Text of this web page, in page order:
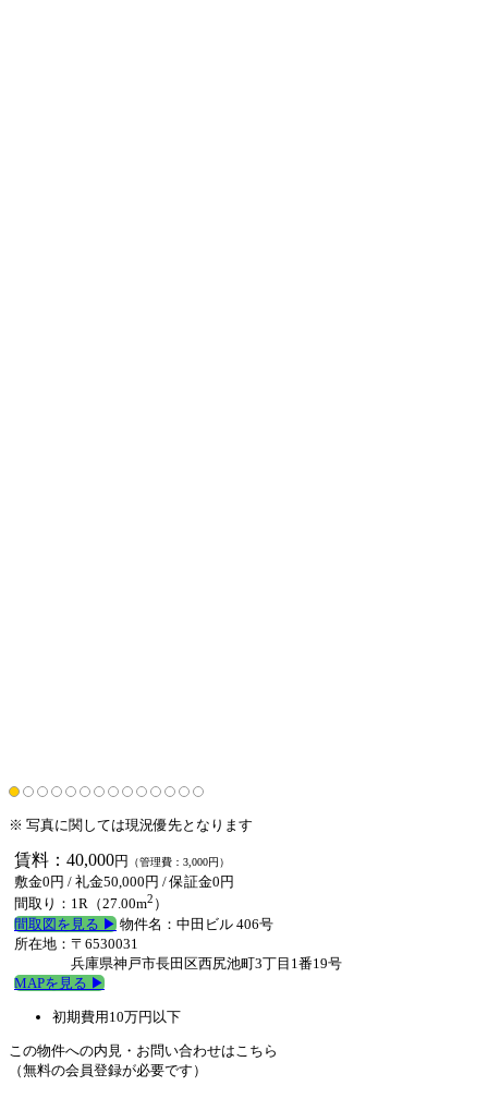
※ 写真に関しては現況優先となります
賃料：40,000円 （管理費：3,000円）
敷金0円 / 礼金50,000円 /保証金0円
間取り：1R（27.00m2 ）
間取図を見る ▶︎ 物件名：中田ビル 406号
所在地：〒6530031
兵庫県神戸市長田区西尻池町3丁目1番19号
MAPを見る ▶︎
初期費用10万円以下
この物件への内見・お問い合わせはこちら
（無料の会員登録が必要です）